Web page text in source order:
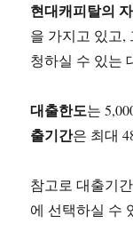
현대캐피탈의
을 가지고 있고,
청하실 수 있는
대출한도는
출기간은 최대
참고로 대출기
에 선택하실 수